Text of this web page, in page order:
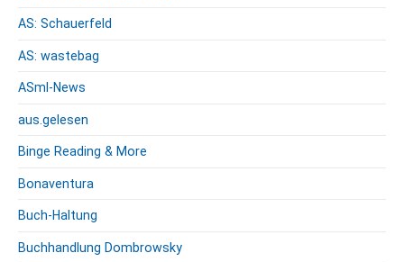
AS: Schauerfeld
AS: wastebag
ASml-News
aus.gelesen
Binge Reading & More
Bonaventura
Buch-Haltung
Buchhandlung Dombrowsky